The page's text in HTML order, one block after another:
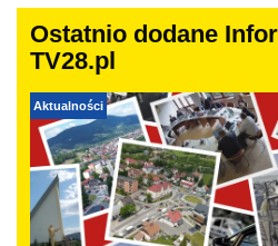
Ostatnio dodane
TV28.pl
Aktualności